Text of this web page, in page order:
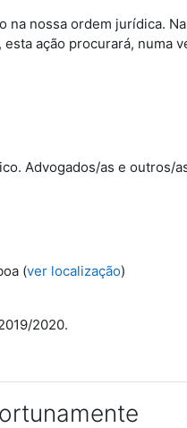
na nossa ordem jurídica.
ação procurará,
Advogados/as e outros/
(ver localização)
2020.